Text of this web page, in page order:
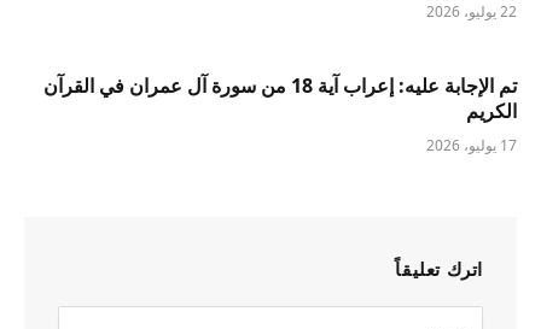
22 يوليو، 2026
تم الإجابة عليه: إعراب آية 18 من سورة آل عمران في القرآن
الكريم
17 يوليو، 2026
اترك تعليقاً